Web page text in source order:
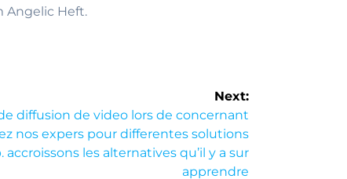
Angelic Heft.
Next:
diffusion de video lors de concernant
nos expers pour differentes solutions
accroissons les alternatives qu’il y a sur
apprendre